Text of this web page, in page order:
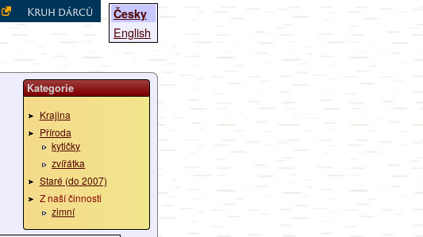
Česky
English
Kruh dárců
Kategorie
Krajina
Příroda
kytičky
zvířátka
Staré (do 2007)
Z naší činnosti
zimní